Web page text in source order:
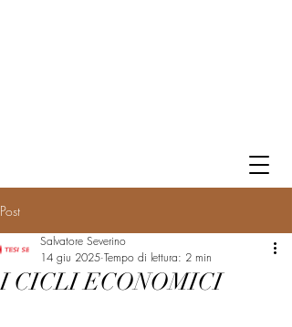
Post
I CICLI ECONOMICI
Salvatore Severino
14 giu 2025 Tempo di lettura: 2 min